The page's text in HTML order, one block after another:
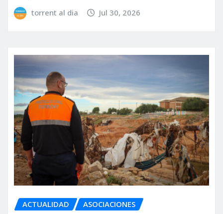
torrent al dia Jul 30, 2026
ACTUALIDAD ASOCIACIONES